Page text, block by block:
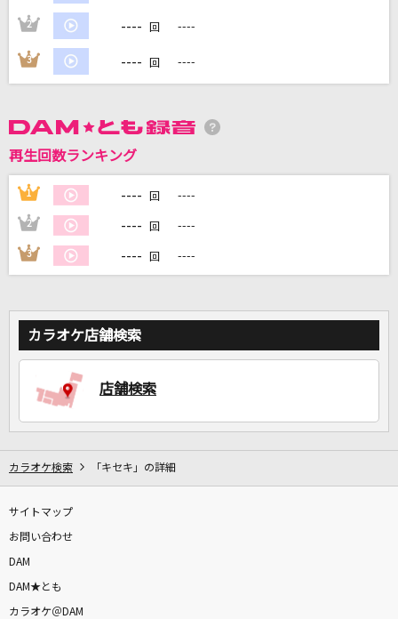
カラオケをもっと楽しもう！
自宅でカラオケ歌い放題！
家族や友達と一緒に！練習にも！
2 ---- 回 ----
3 ---- 回 ----
再生回数ランキング
1 ---- 回 ----
2 ---- 回 ----
3 ---- 回 ----
カラオケ店舗検索
店舗検索
カラオケ検索 「キセキ」の詳細
サイトマップ
お問い合わせ
DAM
DAM★とも
カラオケ＠DAM